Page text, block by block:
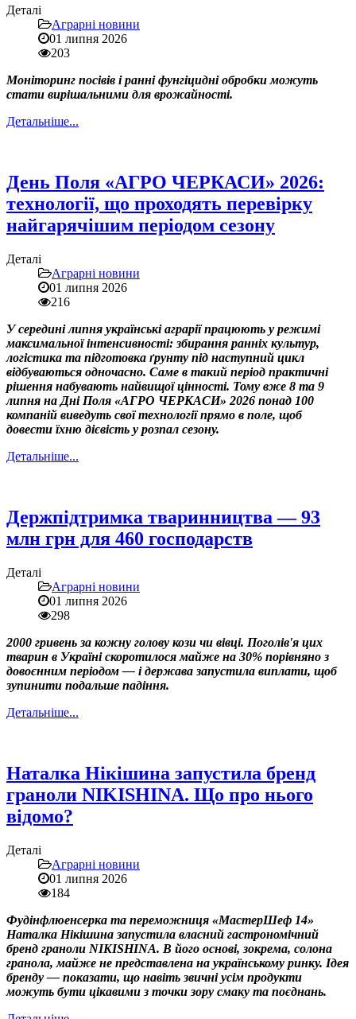
Деталі
Аграрні новини
01 липня 2026
203
Моніторинг посівів і ранні фунгіцидні обробки можуть
стати вирішальними для врожайності.
Детальніше...
День Поля «АГРО ЧЕРКАСИ» 2026:
технології, що проходять перевірку
найгарячішим періодом сезону
Деталі
Аграрні новини
01 липня 2026
216
У середині липня українські аграрії працюють у режимі
максимальної інтенсивності: збирання ранніх культур,
логістика та підготовка ґрунту під наступний цикл
відбуваються одночасно. Саме в такий період практичні
рішення набувають найвищої цінності. Тому вже 8 та 9
липня на Дні Поля «АГРО ЧЕРКАСИ» 2026 понад 100
компаній виведуть свої технології прямо в поле, щоб
довести їхню дієвість у розпал сезону.
Детальніше...
Держпідтримка тваринництва — 93
млн грн для 460 господарств
Деталі
Аграрні новини
01 липня 2026
298
2000 гривень за кожну голову кози чи вівці. Поголів'я цих
тварин в Україні скоротилося майже на 30% порівняно з
довоєнним періодом — і держава запустила виплати, щоб
зупинити подальше падіння.
Детальніше...
Наталка Нікішина запустила бренд
граноли NIKISHINA. Що про нього
відомо?
Деталі
Аграрні новини
01 липня 2026
184
Фудінфлюенсерка та переможниця «МастерШеф 14»
Наталка Нікішина запустила власний гастрономічний
бренд граноли NIKISHINA. В його основі, зокрема, солона
гранола, майже не представлена на українському ринку. Ідея
бренду — показати, що навіть звичні усім продукти
можуть бути цікавими з точки зору смаку та поєднань.